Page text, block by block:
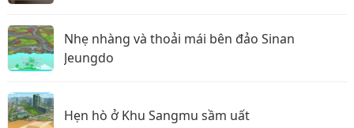
Nhẹ nhàng và thoải mái bên đảo Sinan
Jeungdo
Hẹn hò ở Khu Sangmu sầm uất